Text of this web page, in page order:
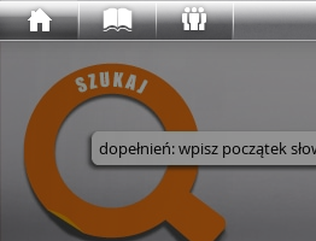
Wyszukaj w serwisie